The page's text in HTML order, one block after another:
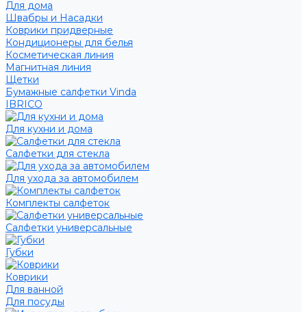
Для дома
Швабры и Насадки
Коврики придверные
Кондиционеры для белья
Косметическая линия
Магнитная линия
Щетки
Бумажные салфетки Vinda
IBRICO
Для кухни и дома
Салфетки для стекла
Для ухода за автомобилем
Комплекты салфеток
Салфетки универсальные
Губки
Коврики
Для ванной
Для посуды